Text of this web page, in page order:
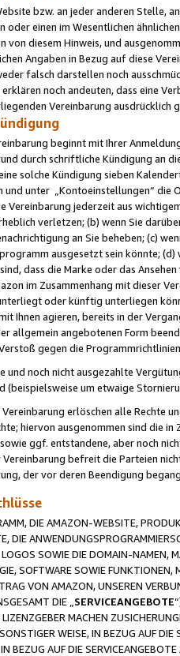
bzw. an jeder anderen Stelle,
einen im Wesentlichen
von diesem Hinweis, und
Angaben in Bezug auf diese
falsch darstellen noch
noch andeuten, dass eine
Vereinbarung ausdrücklich
beginnt mit Ihrer
durch schriftliche Kündigung an
solche Kündigung sieben
und unter „Kontoeinstellungen“ die
Vereinbarung jederzeit aus
verletzen; (b) wenn Sie
an Sie beheben; (c)
ausgesetzt sein könnte;
dass die Marke oder das
im Zusammenhang mit dieser
oder künftig unterliegen
Ihnen agieren, bereits in der
allgemein angebotenen Form
gegen die
noch nicht ausgezahlte
(beispielsweise um etwaige
erlöschen alle Rechte
hiervon ausgenommen sind die
ggf. entstandene, aber noch
Vereinbarung befreit die Parteien
der vor deren Beendigung
DIE AMAZON-WEBSITE,
DIE
SOWIE DIE DOMAIN-NAMEN,
SOFTWARE SOWIE
VON AMAZON, UNSEREN
DIE „ SERVICEANGEBOTE
MACHEN
WEISE, IN BEZUG AUF
BEZUG AUF DIE